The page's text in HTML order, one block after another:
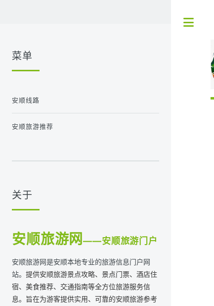
菜单
安顺线路
安顺旅游推荐
关于
安顺旅游网——安顺旅游门户
安顺旅游网是安顺本地专业的旅游信息门户网
站。 提供安顺旅游景点攻略、景点门票、酒店住
宿、美食推荐、交通指南等全方位旅游服务信
息。旨在为游客提供实用、可靠的安顺旅游参考